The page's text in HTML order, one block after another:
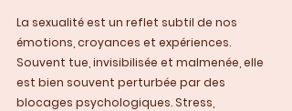
La sexualité est un reflet subtil de nos
émotions, croyances et expériences.
Souvent tue, invisibilisée et malmenée, elle
est bien souvent perturbée par des
blocages psychologiques. Stress,